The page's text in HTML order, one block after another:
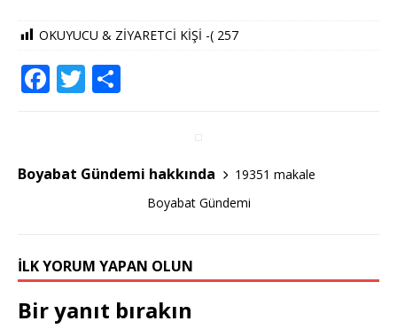
OKUYUCU & ZİYARETCİ KİŞİ -( 257
F
e
b
k
T
te
r
e
Boyabat Gündemi hakkında
19351 makale
Boyabat Gündemi
İLK YORUM YAPAN OLUN
Bir yanıt bırakın